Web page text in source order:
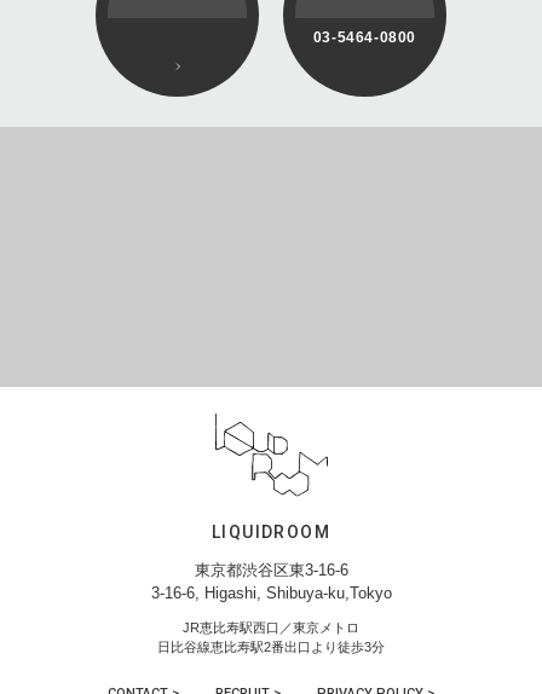
03-5464-0800
LIQUIDROOM
東京都渋谷区東3-16-6
3-16-6, Higashi, Shibuya-ku,Tokyo
JR恵比寿駅西口／東京メトロ
日比谷線恵比寿駅2番出口より徒歩3分